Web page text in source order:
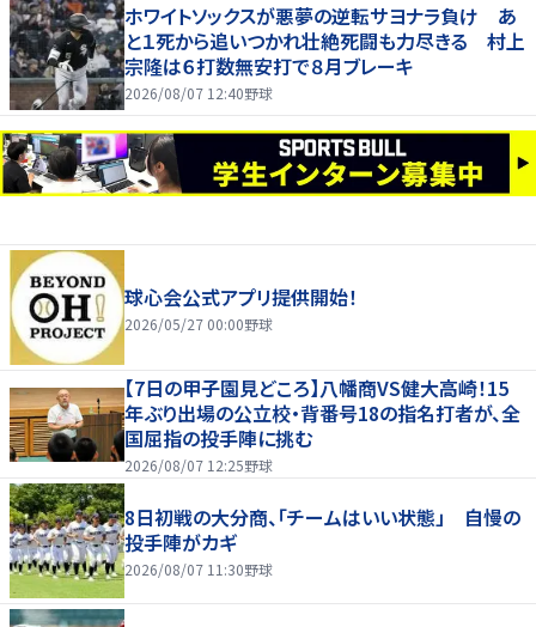
ホワイトソックスが悪夢の逆転サヨナラ負け あ
と１死から追いつかれ壮絶死闘も力尽きる 村上
宗隆は６打数無安打で８月ブレーキ
2026/08/07 12:40野球
球心会公式アプリ提供開始！
2026/05/27 00:00野球
【7日の甲子園見どころ】八幡商VS健大高崎！15
年ぶり出場の公立校・背番号18の指名打者が、全
国屈指の投手陣に挑む
2026/08/07 12:25野球
8日初戦の大分商、「チームはいい状態」 自慢の
投手陣がカギ
2026/08/07 11:30野球